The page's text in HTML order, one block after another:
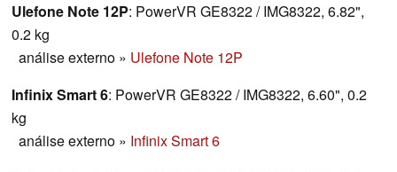
Ulefone Note 12P: PowerVR GE8322 / IMG8322, 6.82",
0.2 kg
análise externo » Ulefone Note 12P
Infinix Smart 6: PowerVR GE8322 / IMG8322, 6.60", 0.2
kg
análise externo » Infinix Smart 6